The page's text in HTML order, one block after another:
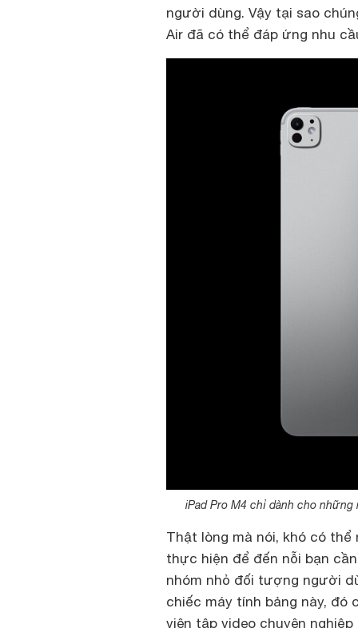
người dùng. Vậy tại sao
Air đã có thể đáp ứng nhu
iPad Pro M4 chỉ dành cho những
Thật lòng mà nói, khó có thể
thực hiện để đến nỗi bạn
nhóm nhỏ đối tượng người
chiếc máy tính bảng này, đó
viên tập video chuyên nghiệp